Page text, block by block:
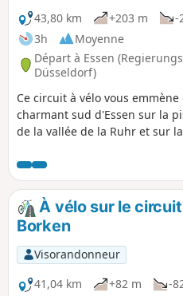
43,80 km
+203 m
-
3h
Moyenne
Départ à Essen
Düsseldorf)
Ce circuit à vélo vous emmène
charmant sud d'Essen sur la
de la vallée de la Ruhr et sur
À vélo sur le
Borken
Visorandonneur
41,04 km
+82 m -